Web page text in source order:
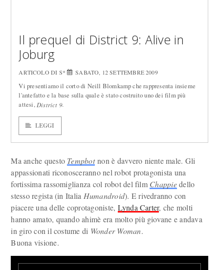
Il prequel di District 9: Alive in
Joburg
ARTICOLO DI S* SABATO, 12 SETTEMBRE 2009
Vi presentiamo il corto di Neill Blomkamp che rappresenta insieme
l'antefatto e la base sulla quale è stato costruito uno dei film più
attesi, District 9.
LEGGI
Ma anche questo Tempbotnon è davvero niente male. Gli
appassionati riconosceranno nel robot protagonista una
fortissima rassomiglianza col robot del film Chappiedello
stesso regista (in Italia Humandroid). E rivedranno con
piacere una delle coprotagoniste, Lynda Carter, che molti
hanno amato, quando ahimè era molto più giovane e andava
in giro con il costume di Wonder Woman.
Buona visione.